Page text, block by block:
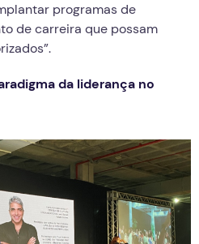
programas de
de carreira que possam
da liderança no